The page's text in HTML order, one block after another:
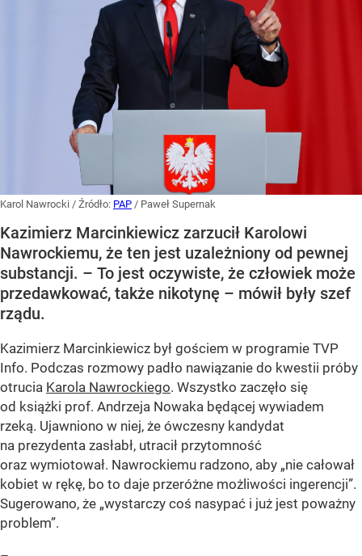
Karol Nawrocki / Źródło: PAP / Paweł Supernak
Kazimierz Marcinkiewicz zarzucił Karolowi
Nawrockiemu, że ten jest uzależniony od pewnej
substancji. – To jest oczywiste, że człowiek może
przedawkować, także nikotynę – mówił były szef
rządu.
Kazimierz Marcinkiewicz był gościem w programie TVP
Info. Podczas rozmowy padło nawiązanie do kwestii próby
otrucia Karola Nawrockiego. Wszystko zaczęło się
od książki prof. Andrzeja Nowaka będącej wywiadem
rzeką. Ujawniono w niej, że ówczesny kandydat
na prezydenta zasłabł, utracił przytomność
oraz wymiotował. Nawrockiemu radzono, aby „nie całował
kobiet w rękę, bo to daje przeróżne możliwości ingerencji”.
Sugerowano, że „wystarczy coś nasypać i już jest poważny
problem”.